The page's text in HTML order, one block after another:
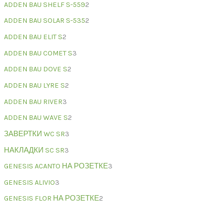
ADDEN BAU SHELF S-5592
ADDEN BAU SOLAR S-5352
ADDEN BAU ELIT S2
ADDEN BAU COMET S3
ADDEN BAU DOVE S2
ADDEN BAU LYRE S2
ADDEN BAU RIVER3
ADDEN BAU WAVE S2
ЗАВЕРТКИ WC SR3
НАКЛАДКИ SC SR3
GENESIS ACANTO НА РОЗЕТКЕ3
GENESIS ALIVIO3
GENESIS FLOR НА РОЗЕТКЕ2